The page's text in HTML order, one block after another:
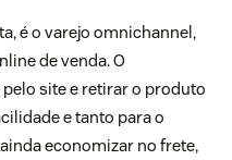
é o varejo omnichannel,
de venda. O
site e retirar o produto
e tanto para o
economizar no frete,